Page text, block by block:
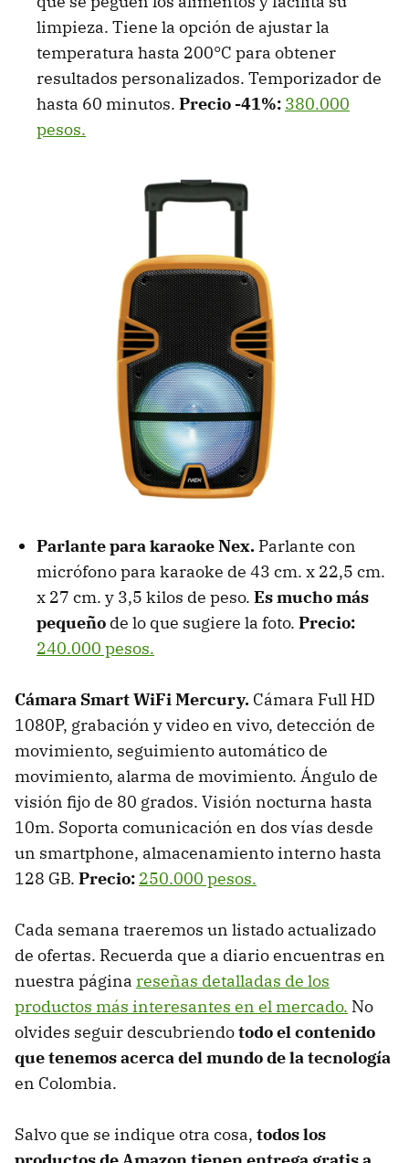
limpieza. Tiene la opción de ajustar la
temperatura hasta 200°C para obtener
resultados personalizados. Temporizador de
hasta 60 minutos. Precio -41%: 380.000
pesos.
Parlante para karaoke Nex. Parlante con
micrófono para karaoke de 43 cm. x 22,5 cm.
x 27 cm. y 3,5 kilos de peso. Es mucho más
pequeño de lo que sugiere la foto. Precio:
240.000 pesos.
Cámara Smart WiFi Mercury. Cámara Full HD
1080P, grabación y video en vivo, detección de
movimiento, seguimiento automático de
movimiento, alarma de movimiento. Ángulo de
visión fijo de 80 grados. Visión nocturna hasta
10m. Soporta comunicación en dos vías desde
un smartphone, almacenamiento interno hasta
128 GB. Precio: 250.000 pesos.
Cada semana traeremos un listado actualizado
de ofertas. Recuerda que a diario encuentras en
nuestra página reseñas detalladas de los
productos más interesantes en el mercado. No
olvides seguir descubriendotodo el contenido
que tenemos acerca del mundo de la tecnología
en Colombia.
Salvo que se indique otra cosa, todos los